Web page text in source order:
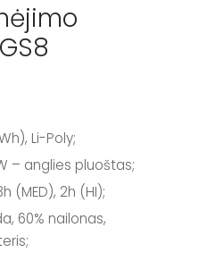
Li-Poly;
– anglies pluoštas;
(MED), 2h (HI);
60% nailonas,